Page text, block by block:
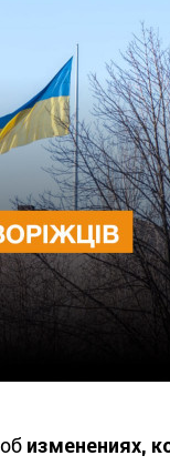
изменениях,